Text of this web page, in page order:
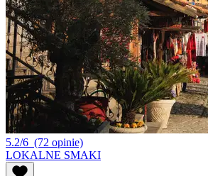
5.2/6 (72 opinie)
LOKALNE SMAKI